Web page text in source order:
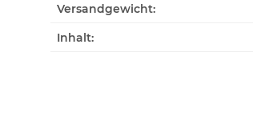
Versandgewicht:
Inhalt: